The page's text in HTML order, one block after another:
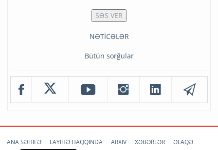
NƏTİCƏLƏR
Bütün sorğular
ANA SƏHİFƏ LAYİHƏ HAQQINDA ARXİV XƏBƏRLƏR ƏLAQƏ